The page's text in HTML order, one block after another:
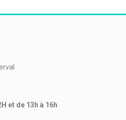
et de 13h à 16h